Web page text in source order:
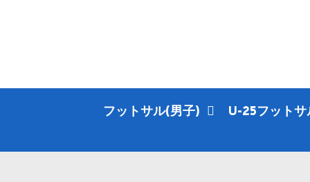
フットサル(男子) U-25フット